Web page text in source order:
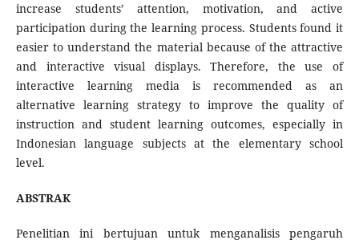
increase students’ attention, motivation, and active
participation during the learning process. Students found it
easier to understand the material because of the attractive
and interactive visual displays. Therefore, the use of
interactive learning media is recommended as an
alternative learning strategy to improve the quality of
instruction and student learning outcomes, especially in
Indonesian language subjects at the elementary school
level.
ABSTRAK
Penelitian ini bertujuan untuk menganalisis pengaruh